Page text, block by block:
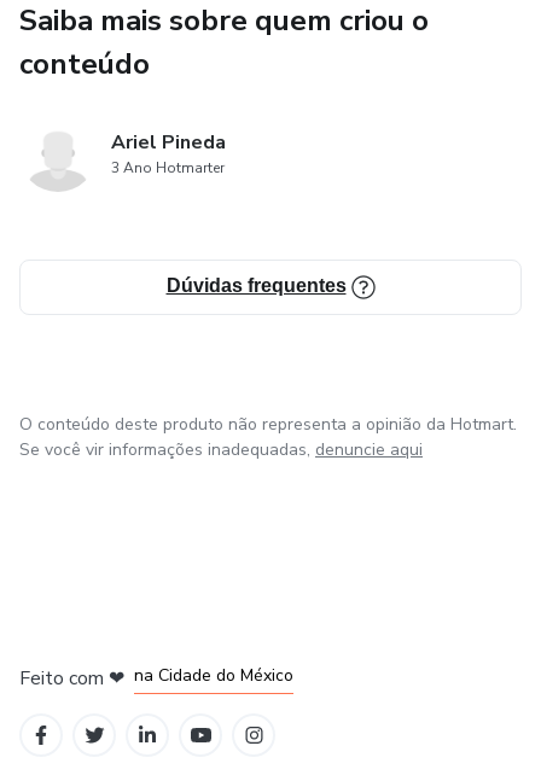
Saiba mais sobre quem criou o
conteúdo
Ariel Pineda
3 Ano Hotmarter
Dúvidas frequentes
O conteúdo deste produto não representa a opinião da Hotmart.
Se você vir informações inadequadas, denuncie aqui
Feito com ❤ na Cidade do México